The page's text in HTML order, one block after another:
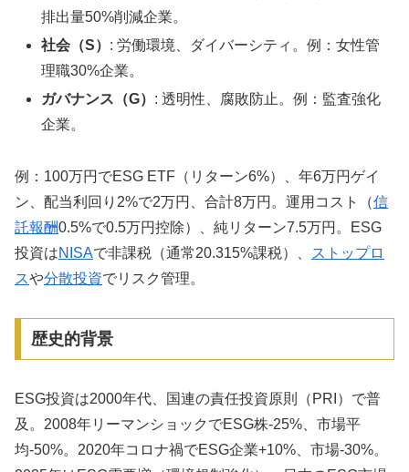
排出量50%削減企業。
社会（S） : 労働環境、ダイバーシティ。例：女性管
理職30%企業。
ガバナンス（G） : 透明性、腐敗防止。例：監査強化
企業。
例：100万円でESG ETF（リターン6%）、年6万円ゲイ
ン、配当利回り2%で2万円、合計8万円。運用コスト（信
託報酬0.5%で0.5万円控除）、純リターン7.5万円。ESG
投資はNISAで非課税（通常20.315%課税）、
ストップロ
スや分散投資でリスク管理。
歴史的背景
ESG投資は2000年代、国連の責任投資原則（PRI）で普
及。2008年リーマンショックでESG株-25%、市場平
均-50%。2020年コロナ禍でESG企業+10%、市場-30%。